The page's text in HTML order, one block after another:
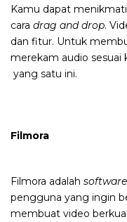
Kamu dapat
cara drag and drop.
dan fitur. Untuk
merekam audio sesuai
yang satu ini.
Filmora
Filmora adalah software
pengguna yang ingin
membuat video